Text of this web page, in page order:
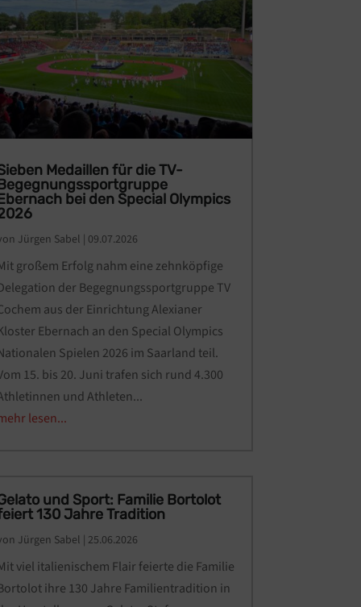
Medaillen für die TV-
bei den Special Olympics
Jürgen Sabel 09.07.2026
großem Erfolg nahm eine zehnköpfige
der Begegnungssportgruppe TV
aus der Einrichtung Alexianer
Ebernach an den Special Olympics
Spielen 2026 im Saarland teil.
15. bis 20. Juni trafen sich rund 4.300
und Athleten...
lesen...
und Sport: Familie Bortolot
130 Jahre Tradition
Jürgen Sabel 25.06.2026
viel italienischem Flair feierte die Familie
ihre 130 Jahre Familientradition in